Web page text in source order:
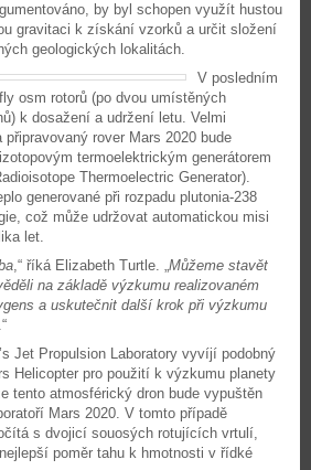
by byl schopen využít hustou
gravitaci k získání vzorků a určit složení
geologických lokalitách.
V posledním
osm rotorů (po dvou umístěných
k dosažení a udržení letu. Velmi
připravovaný rover Mars 2020 bude
termoelektrickým generátorem
Thermoelectric Generator).
generované při rozpadu plutonia-238
což může udržovat automatickou misi
let.
,“ říká Elizabeth Turtle. „Můžeme stavět
na základě výzkumu realizovaném
a uskutečnit další krok při výzkumu
.“
Jet Propulsion Laboratory vyvíjí podobný
Helicopter pro použití k výzkumu planety
tento atmosférický dron bude vypuštěn
Mars 2020. V tomto případě
s dvojicí souosých rotujících vrtulí,
poměr tahu k hmotnosti v řídké